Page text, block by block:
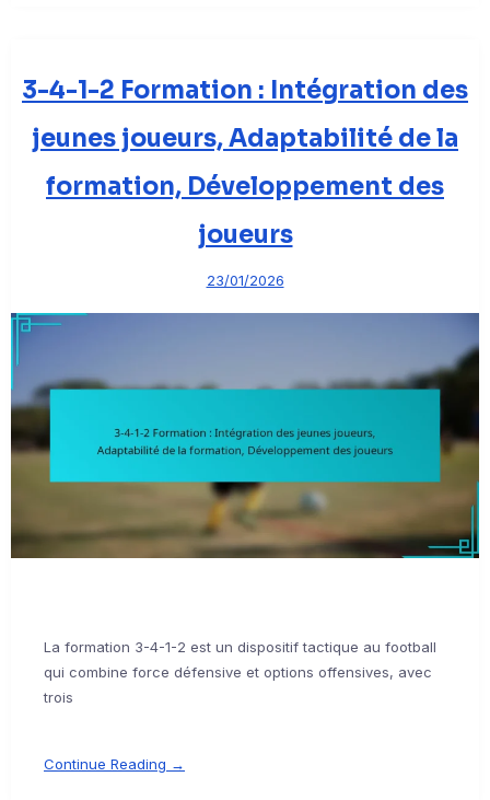
3-4-1-2 Formation : Intégration des
jeunes joueurs, Adaptabilité de la
formation, Développement des
joueurs
23/01/2026
La formation 3-4-1-2 est un dispositif tactique au football
qui combine force défensive et options offensives, avec
trois
Continue Reading →